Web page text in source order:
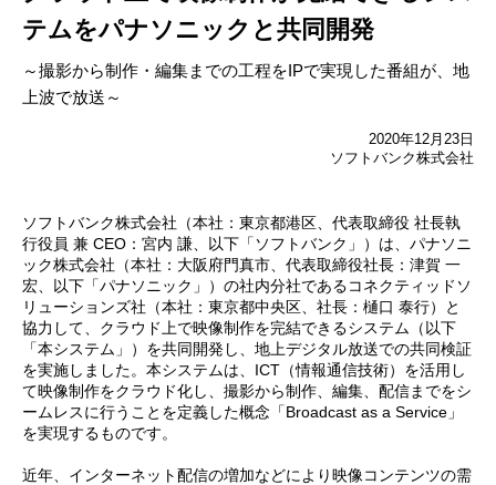
テムをパナソニックと共同開発
～撮影から制作・編集までの工程をIPで実現した番組が、地
上波で放送～
2020年12月23日
ソフトバンク株式会社
ソフトバンク株式会社（本社：東京都港区、代表取締役 社長執
行役員 兼 CEO：宮内 謙、以下「ソフトバンク」）は、パナソニ
ック株式会社（本社：大阪府門真市、代表取締役社長：津賀 一
宏、以下「パナソニック」）の社内分社であるコネクティッドソ
リューションズ社（本社：東京都中央区、社長：樋口 泰行）と
協力して、クラウド上で映像制作を完結できるシステム（以下
「本システム」）を共同開発し、地上デジタル放送での共同検証
を実施しました。本システムは、ICT（情報通信技術）を活用し
て映像制作をクラウド化し、撮影から制作、編集、配信までをシ
ームレスに行うことを定義した概念「Broadcast as a Service」
を実現するものです。
近年、インターネット配信の増加などにより映像コンテンツの需